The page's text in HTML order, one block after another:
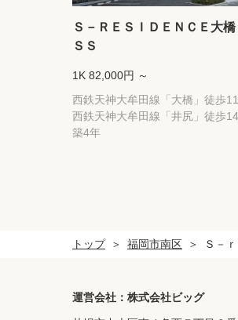
Ｓ－ＲＥＳＩＤＥＮＣＥ大橋
ＳＳ
1K 82,000円 ～
西鉄天神大牟田線「大橋」徒歩
西鉄天神大牟田線「井尻」徒歩
築4年
トップ 福岡市南区 Ｓ－
運営会社：株式会社ビッグ